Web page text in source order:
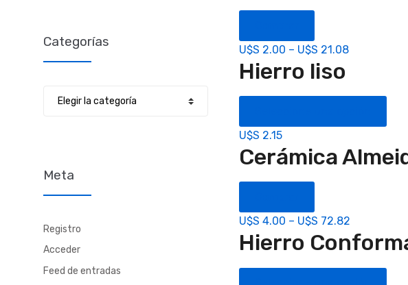
U$S 2.00 – U$S 21.08
Hierro liso
U$S 2.15
Cerámica
U$S4.00 – U$S 72.82
Hierro
Categorías
Meta
Registro
Acceder
Feed de entradas